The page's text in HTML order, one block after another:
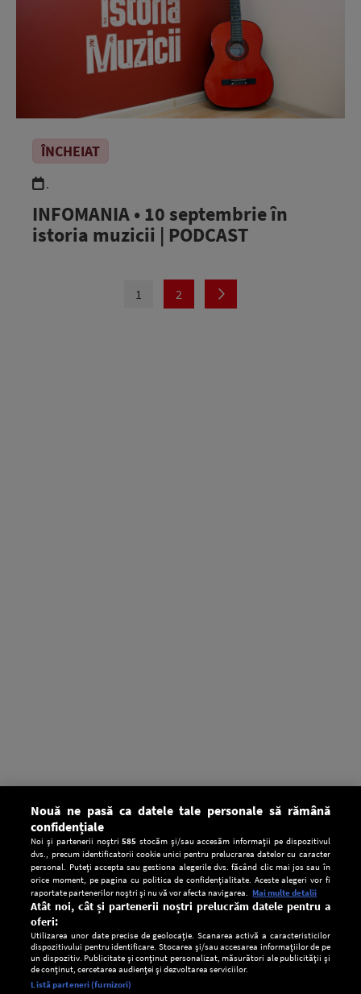
ÎNCHEIAT
.
INFOMANIA • 10 septembrie în
istoria muzicii | PODCAST
1 2
Setări:
Nouă ne pasă ca datele tale personale să rămână
confidențiale
Noi și partenerii noștri585 stocăm și/sau accesăm informații pe dispozitivul
dvs., precum identificatorii cookie unici pentru prelucrarea datelor cu caracter
personal. Puteți accepta sau gestiona alegerile dvs. făcând clic mai jos sau în
orice moment, pe pagina cu politica de confidențialitate. Aceste alegeri vor fi
raportate partenerilor noștri și nu vă vor afecta navigarea. Mai multe detalii
Atât noi, cât și partenerii noștri prelucrăm datele pentru a
oferi:
Utilizarea unor date precise de geolocație. Scanarea activă a caracteristicilor
dispozitivului pentru identificare. Stocarea și/sau accesarea informațiilor de pe
un dispozitiv. Publicitate și conținut personalizat, măsurători ale publicității și
de conținut, cercetarea audienței și dezvoltarea serviciilor.
Listă parteneri (furnizori)